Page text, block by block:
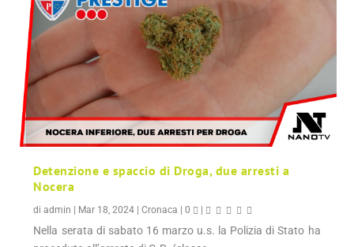
Detenzione e spaccio di Droga, due arresti a
Nocera
diadmin Mar 18, 2024 |Cronaca |0
Nella serata di sabato 16 marzo u.s. la Polizia di Stato ha